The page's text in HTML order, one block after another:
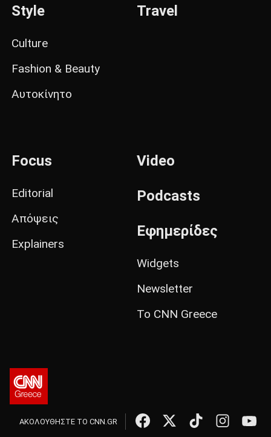
Style
Culture
Fashion & Beauty
Αυτοκίνητο
Travel
Focus
Editorial
Απόψεις
Explainers
Video
Podcasts
Εφημερίδες
Widgets
Newsletter
Το CNN Greece
ΑΚΟΛΟΥΘΗΣΤΕ ΤΟ CNN.GR